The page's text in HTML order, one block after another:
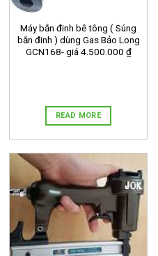
Máy bắn đinh bê tông ( Súng
bắn đinh ) dùng Gas Bảo Long
GCN168- giá 4.500.000 ₫
READ MORE